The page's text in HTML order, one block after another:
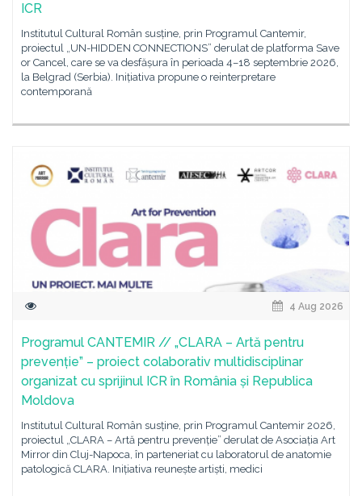
ICR
Institutul Cultural Român susține, prin Programul Cantemir,
proiectul „UN-HIDDEN CONNECTIONS” derulat de platforma Save
or Cancel, care se va desfășura în perioada 4–18 septembrie 2026,
la Belgrad (Serbia). Inițiativa propune o reinterpretare
contemporană
4 Aug 2026
Programul CANTEMIR // „CLARA – Artă pentru
prevenție” – proiect colaborativ multidisciplinar
organizat cu sprijinul ICR în România și Republica
Moldova
Institutul Cultural Român susține, prin Programul Cantemir 2026,
proiectul „CLARA – Artă pentru prevenție” derulat de Asociația Art
Mirror din Cluj-Napoca, în parteneriat cu laboratorul de anatomie
patologică CLARA. Inițiativa reunește artiști, medici